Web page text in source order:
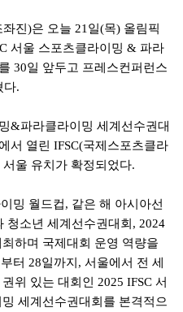
진)은 오늘 21 일(목) 올림픽
서울 스포츠클라이밍 & 파라
30일 앞두고 프레스컨퍼런스
다.
&파라클라이밍 세계선수권대
서 열린 IFSC(국제스포츠클라
울 유치가 확정되었다.
밍 월드컵, 같은 해 아시아선
청소년 세계선수권대회, 2024
하며 국제대회 운영 역량을
터 28일까지, 서울에서 전 세
위 있는 대회인 2025 IFSC 서
세계선수권대회를 본격적으